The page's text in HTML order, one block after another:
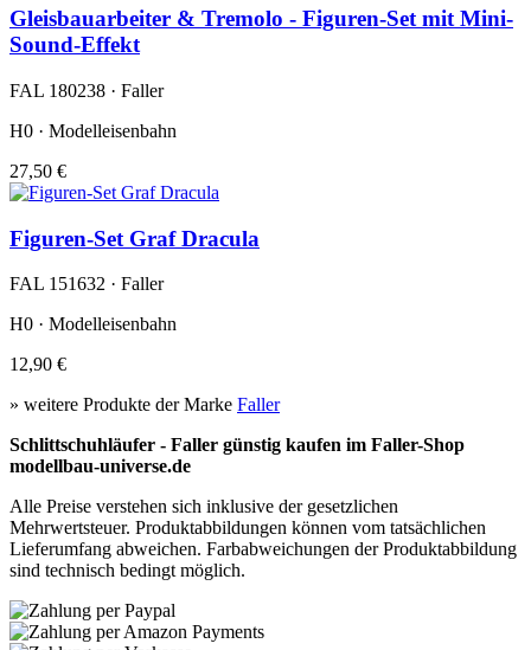
Gleisbauarbeiter & Tremolo - Figuren-Set mit Mini-
Sound-Effekt
FAL 180238 · Faller
H0 · Modelleisenbahn
27,50 €
Figuren-Set Graf Dracula
FAL 151632 · Faller
H0 · Modelleisenbahn
12,90 €
» weitere Produkte der Marke Faller
Schlittschuhläufer - Faller günstig kaufen im Faller-Shop
modellbau-universe.de
Alle Preise verstehen sich inklusive der gesetzlichen
Mehrwertsteuer. Produktabbildungen können vom tatsächlichen
Lieferumfang abweichen. Farbabweichungen der Produktabbildung
sind technisch bedingt möglich.